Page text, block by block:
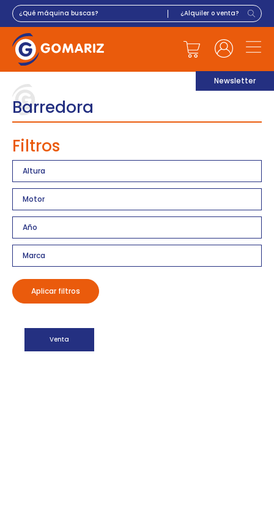
Newsletter
Barredora
Filtros
Aplicar filtros
Venta